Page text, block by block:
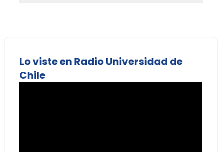
Lo viste en Radio Universidad de
Chile